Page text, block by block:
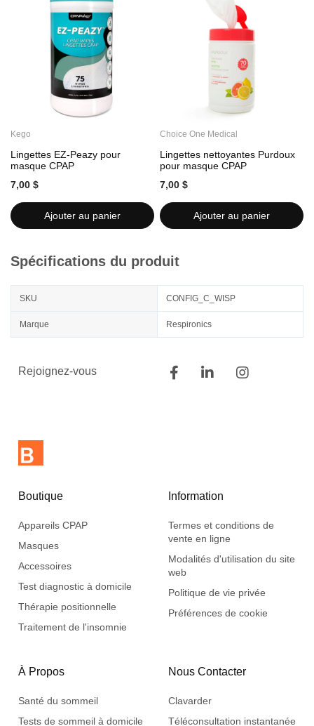
Kego
Lingettes EZ-Peazy pour
masque CPAP
7,00 $
Ajouter au panier
Choice One Medical
Lingettes nettoyantes Purdoux
pour masque CPAP
7,00 $
Ajouter au panier
Spécifications du produit
SKU CONFIG_C_WISP
Marque Respironics
Rejoignez-vous
Boutique
Appareils CPAP
Masques
Accessoires
Test diagnostic à domicile
Thérapie positionnelle
Traitement de l'insomnie
Information
Termes et conditions de
vente en ligne
Modalités d'utilisation du site
web
Politique de vie privée
Préférences de cookie
À Propos
Santé du sommeil
Tests de sommeil à domicile
Nous Contacter
Clavarder
Téléconsultation instantanée